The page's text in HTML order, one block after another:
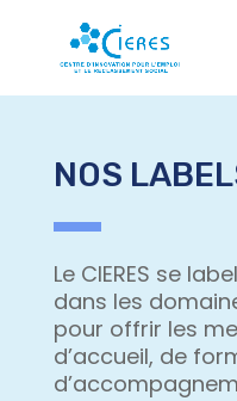
NOS
Le CIERES se
dans les
pour offrir les
d’accueil, de